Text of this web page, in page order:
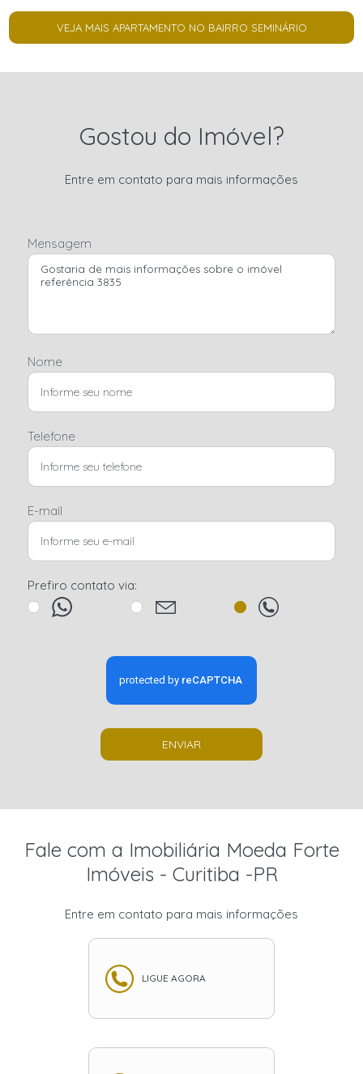
VEJA MAIS APARTAMENTO NO BAIRRO SEMINÁRIO
Gostou do Imóvel?
Entre em contato para mais informações
Mensagem
Nome
Telefone
E-mail
Prefiro contato via:
ENVIAR
Fale com a Imobiliária Moeda Forte
Imóveis - Curitiba -PR
Entre em contato para mais informações
LIGUE AGORA